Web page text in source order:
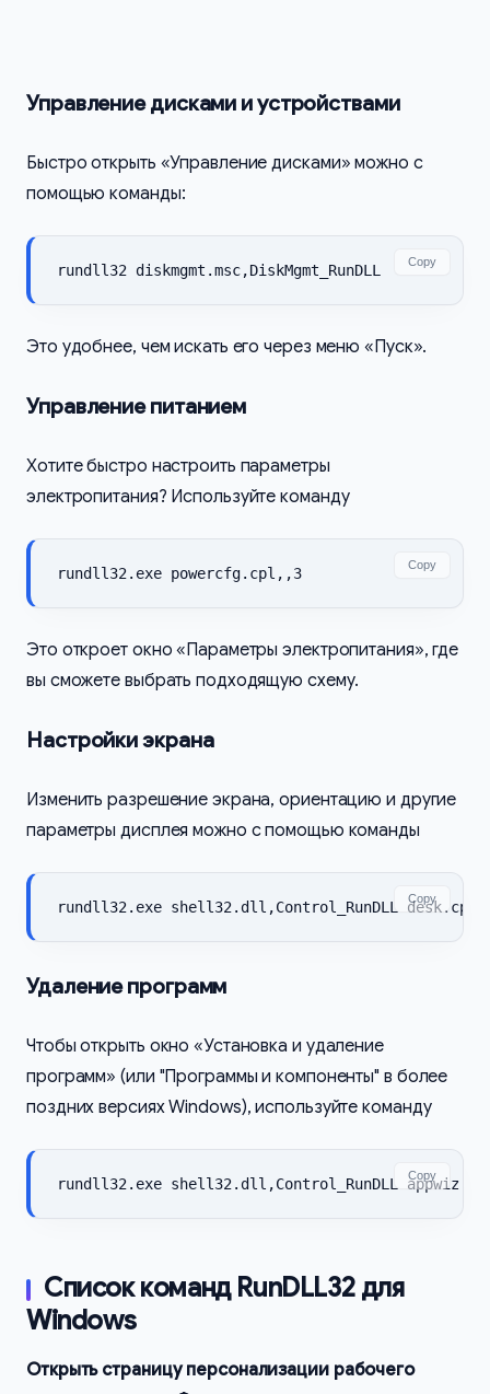
Управление дисками и устройствами
Быстро открыть «Управление дисками» можно с
помощью команды:
rundll32 diskmgmt.msc,DiskMgmt_RunDLL Copy
Это удобнее, чем искать его через меню «Пуск».
Управление питанием
Хотите быстро настроить параметры
электропитания? Используйте команду
rundll32.exe powercfg.cpl,,3 Copy
Это откроет окно «Параметры электропитания», где
вы сможете выбрать подходящую схему.
Настройки экрана
Изменить разрешение экрана, ориентацию и другие
параметры дисплея можно с помощью команды
rundll32.exe shell32.dll,Control_RunDLL desk.cpl
Copy
Удаление программ
Чтобы открыть окно «Установка и удаление
программ» (или "Программы и компоненты" в более
поздних версиях Windows), используйте команду
rundll32.exe shell32.dll,Control_RunDLL Copy
Список команд RunDLL32 для
Windows
Открыть страницу персонализации рабочего